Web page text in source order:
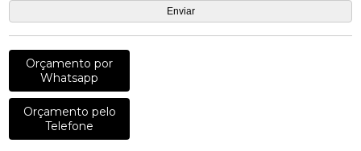
Orçamento por
Whatsapp
Orçamento pelo
Telefone